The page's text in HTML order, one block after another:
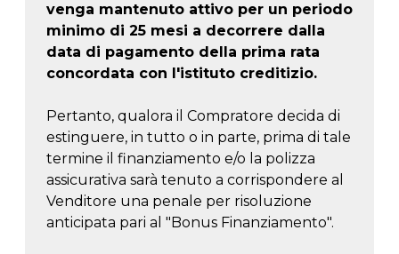
venga mantenuto attivo per un periodo
minimo di 25 mesi a decorrere dalla
data di pagamento della prima rata
concordata con l'istituto creditizio.
Pertanto, qualora il Compratore decida di
estinguere, in tutto o in parte, prima di tale
termine il finanziamento e/o la polizza
assicurativa sarà tenuto a corrispondere al
Venditore una penale per risoluzione
anticipata pari al "Bonus Finanziamento".